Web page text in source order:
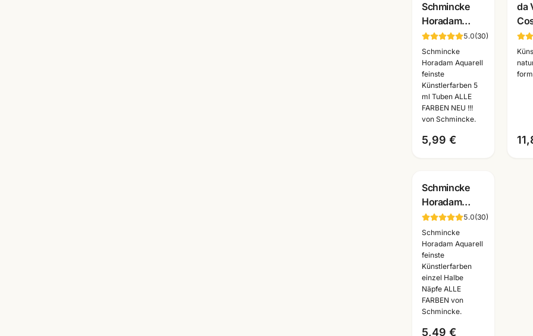
Schmincke
Horadam
Aquarell 5ml ·
feinste
Künstlerfarben
· alle Farben
Mannheim
5.0(30)
Schmincke
Horadam Aquarell
feinste
Künstlerfarben 5
ml Tuben ALLE
FARBEN NEU !!!
von Schmincke.
5,99 €
da
·
Schmincke
Horadam
Aquarell
Halbe Naepfe
·
Künstlerfarben
einzeln · alle
Farben
5.0(30)
Schmincke
Horadam Aquarell
feinste
Künstlerfarben
einzel Halbe
Näpfe ALLE
FARBEN von
Schmincke.
5,49 €